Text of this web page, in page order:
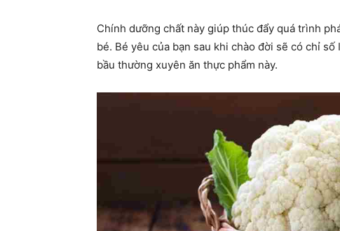
Chính dưỡng chất này giúp thúc đẩy quá trình
bé. Bé yêu của bạn sau khi chào đời sẽ có chỉ
bầu thường xuyên ăn thực phẩm này.